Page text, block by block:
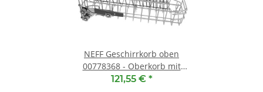
NEFF Geschirrkorb oben
00778368 - Oberkorb mit
RackMatic
121,55 € *